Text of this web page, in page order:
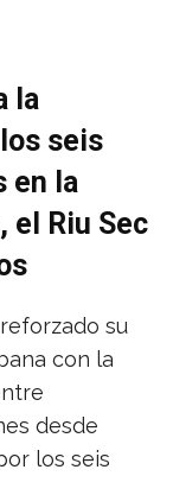
la
seis
en la
el Riu Sec
su
con la
desde
los seis